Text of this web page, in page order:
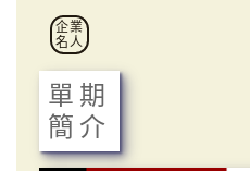
企業
名人
單期
簡介